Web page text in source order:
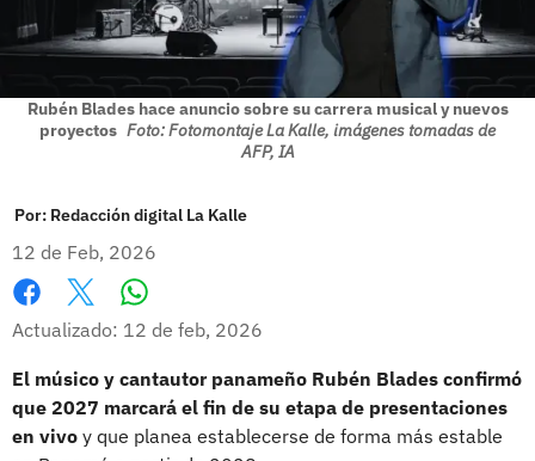
Rubén Blades hace anuncio sobre su carrera musical y nuevos
proyectos Foto: Fotomontaje La Kalle, imágenes tomadas de
AFP, IA
Por: Redacción digital La Kalle
12 de Feb, 2026
Facebook
X
Actualizado: 12 de feb, 2026
El músico y cantautor panameño Rubén Blades confirmó
que 2027 marcará el fin de su etapa de presentaciones
en vivo y que planea establecerse de forma más estable